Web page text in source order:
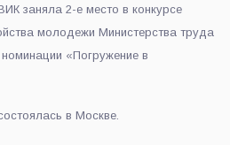
заняла 2-е место в конкурсе
молодежи Министерства труда
«Погружение в
в Москве.